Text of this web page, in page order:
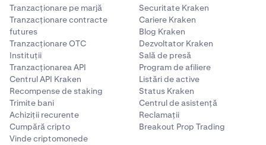
Tranzacționare pe marjă
Tranzacționare contracte
futures
Tranzacționare OTC
Instituții
Tranzacționarea API
Centrul API Kraken
Recompense de staking
Trimite bani
Achiziții recurente
Cumpără cripto
Vinde criptomonede
Securitate Kraken
Cariere Kraken
Blog Kraken
Dezvoltator Kraken
Sală de presă
Program de afiliere
Listări de active
Status Kraken
Centrul de asistență
Reclamații
Breakout Prop Trading